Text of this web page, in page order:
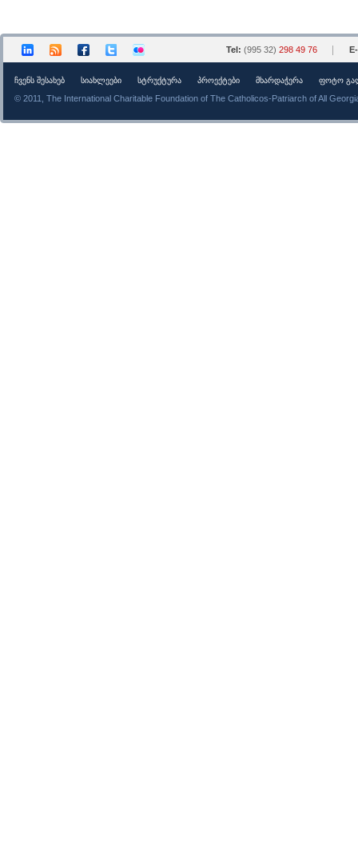
Tel: (995 32) 298 49 76
ᲩᲕᲔᲜᲡ ᲨᲔᲡᲐᲮᲔᲑ ᲡᲘᲐᲮᲚᲔᲔᲑᲘ ᲡᲢᲠᲣᲥᲢᲣᲠᲐ ᲞᲠᲝᲔᲥᲢᲔᲑᲘ ᲛᲮᲐᲠᲓᲐᲭᲔᲠᲐ ᲤᲝᲢᲝ
© 2011, The International Charitable Foundation of The Catholicos-Patriarch of All